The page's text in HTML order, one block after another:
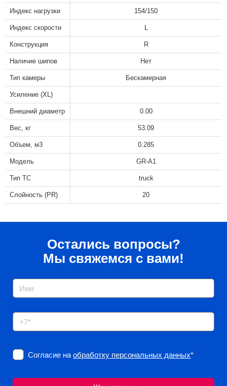
Индекс нагрузки 154/150
Индекс скорости L
Конструкция R
Наличие шипов Нет
Тип камеры Бескамерная
Усиление (XL)
Внешний диаметр 0.00
Вес, кг 53.09
Объем, м3 0.285
Модель GR-A1
Тип ТС truck
Слойность (PR) 20
Остались вопросы?
Мы свяжемся с вами!
Согласие на обработку персональных данных*